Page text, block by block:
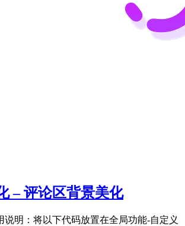
– 评论区背景美化
说明：将以下代码放置在全局功能-自定义